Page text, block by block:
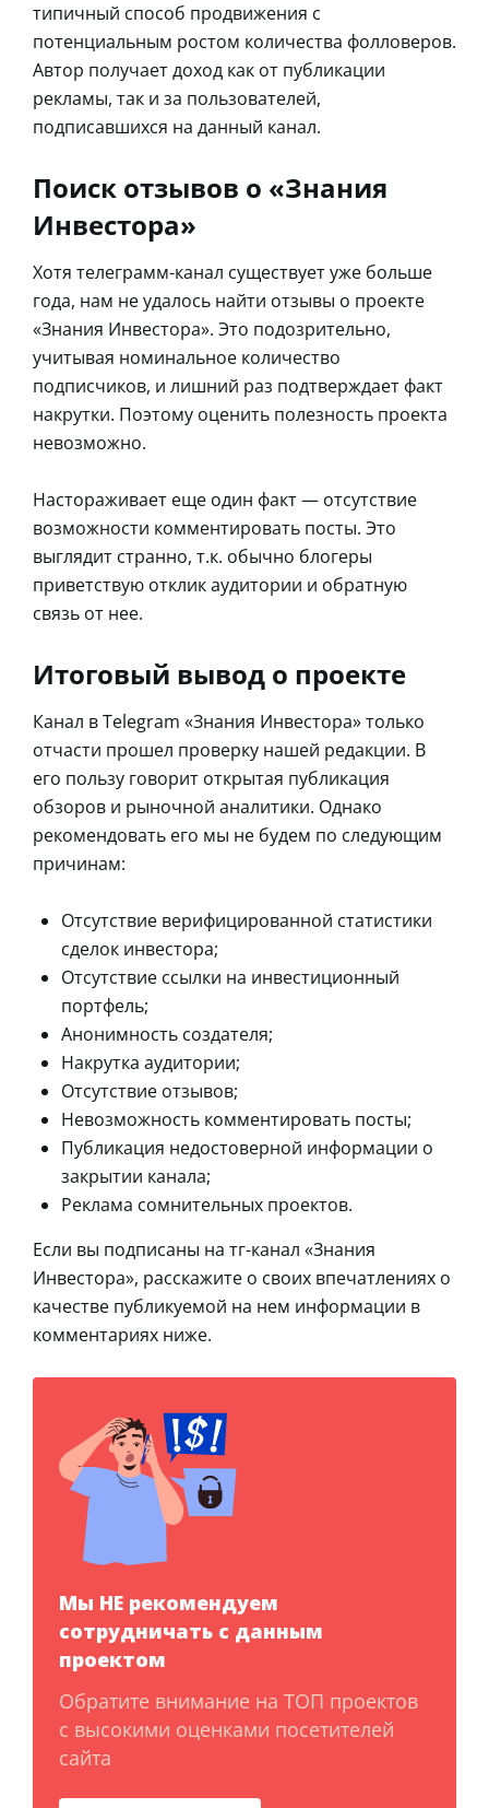
типичный способ продвижения с
потенциальным ростом количества фолловеров.
Автор получает доход как от публикации
рекламы, так и за пользователей,
подписавшихся на данный канал.
Поиск отзывов о «Знания
Инвестора»
Хотя телеграмм-канал существует уже больше
года, нам не удалось найти отзывы о проекте
«Знания Инвестора». Это подозрительно,
учитывая номинальное количество
подписчиков, и лишний раз подтверждает факт
накрутки. Поэтому оценить полезность проекта
невозможно.
Настораживает еще один факт ― отсутствие
возможности комментировать посты. Это
выглядит странно, т.к. обычно блогеры
приветствую отклик аудитории и обратную
связь от нее.
Итоговый вывод о проекте
Канал в Telegram «Знания Инвестора» только
отчасти прошел проверку нашей редакции. В
его пользу говорит открытая публикация
обзоров и рыночной аналитики. Однако
рекомендовать его мы не будем по следующим
причинам:
Отсутствие верифицированной статистики
сделок инвестора;
Отсутствие ссылки на инвестиционный
портфель;
Анонимность создателя;
Накрутка аудитории;
Отсутствие отзывов;
Невозможность комментировать посты;
Публикация недостоверной информации о
закрытии канала;
Реклама сомнительных проектов.
Если вы подписаны на тг-канал «Знания
Инвестора», расскажите о своих впечатлениях о
качестве публикуемой на нем информации в
комментариях ниже.
Мы НЕ рекомендуем
сотрудничать с данным
проектом
Обратите внимание на ТОП проектов
с высокими оценками посетителей
сайта